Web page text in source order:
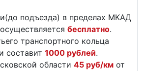
подъезда) в пределах МКАД
бесплатно.
транспортного кольца
составит 1000 рублей.
области 45 руб/км от